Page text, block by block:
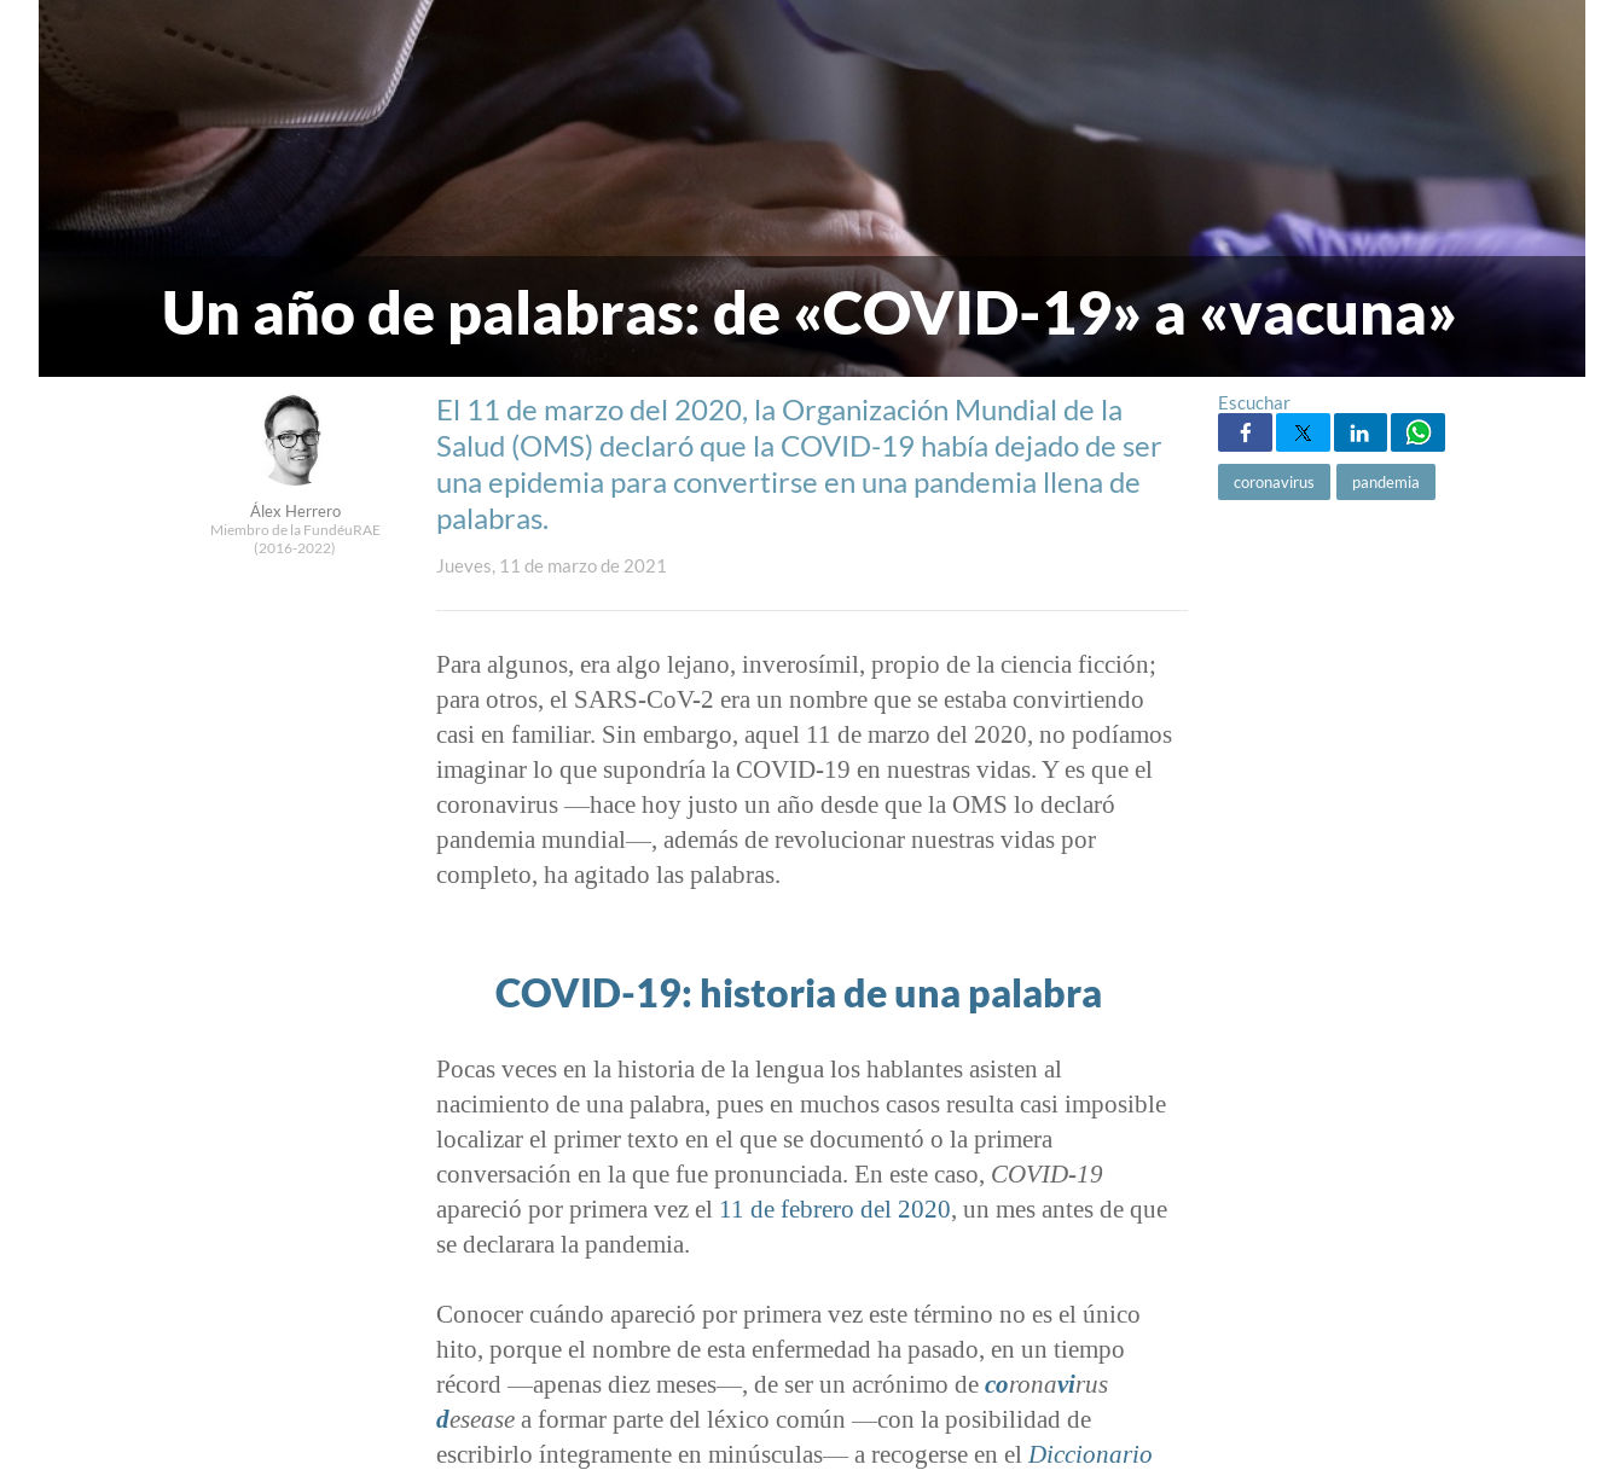
Un año de palabras: de «COVID-19» a «vacuna»
Álex Herrero
Miembro de la FundéuRAE
(2016-2022)
Escuchar
coronavirus pandemia
El 11 de marzo del 2020, la Organización Mundial de la
Salud (OMS) declaró que la COVID-19 había dejado de ser
una epidemia para convertirse en una pandemia llena de
palabras.
Jueves, 11 de marzo de 2021
Para algunos, era algo lejano, inverosímil, propio de la ciencia ficción;
para otros, el SARS-CoV-2 era un nombre que se estaba convirtiendo
casi en familiar. Sin embargo, aquel 11 de marzo del 2020, no podíamos
imaginar lo que supondría la COVID-19 en nuestras vidas. Y es que el
coronavirus —hace hoy justo un año desde que la OMS lo declaró
pandemia mundial—, además de revolucionar nuestras vidas por
completo, ha agitado las palabras.
COVID-19: historia de una palabra
Pocas veces en la historia de la lengua los hablantes asisten al
nacimiento de una palabra, pues en muchos casos resulta casi imposible
localizar el primer texto en el que se documentó o la primera
conversación en la que fue pronunciada. En este caso, COVID-19
apareció por primera vez el 11 de febrero del 2020, un mes antes de que
se declarara la pandemia.
Conocer cuándo apareció por primera vez este término no es el único
hito, porque el nombre de esta enfermedad ha pasado, en un tiempo
récord —apenas diez meses—, de ser un acrónimo de coronavirus
desease a formar parte del léxico común —con la posibilidad de
escribirlo íntegramente en minúsculas— a recogerse en el Diccionario